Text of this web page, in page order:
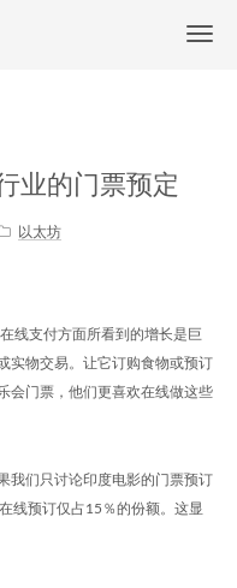
业的门票预定
以太坊
线支付方面所看到的增长是巨
实物交易。让它订购食物或预订
会门票，他们更喜欢在线做这些
我们只讨论印度电影的门票预订
线预订仅占15％的份额。这显